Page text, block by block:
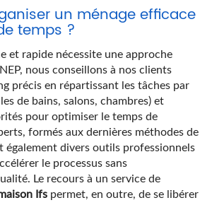
un ménage efficace
temps ?
et rapide nécessite une approche
nous conseillons à nos clients
précis en répartissant les tâches par
de bains, salons, chambres) et
pour optimiser le temps de
formés aux dernières méthodes de
également divers outils professionnels
le processus sans
Le recours à un service de
Ifspermet, en outre, de se libérer